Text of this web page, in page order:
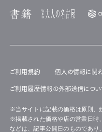
ご利用規約 個人の情報に関
ご利用履歴情報の外部送信につい
※当サイトに記載の価格は原則、
※掲載された価格や店の営業日時
などは、記事公開日のものであり